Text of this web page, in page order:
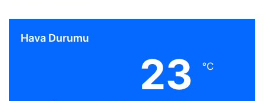
Hava Durumu
23 ℃